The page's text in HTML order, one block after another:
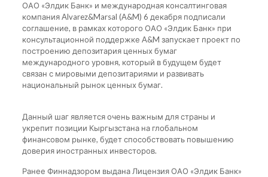
ОАО «Элдик Банк» и международная консалтинговая
компания Alvarez&Marsal (A&M) 6 декабря подписали
соглашение, в рамках которого ОАО «Элдик Банк» при
консультационной поддержке A&M запускает проект по
построению депозитария ценных бумаг
международного уровня, который в будущем будет
связан с мировыми депозитариями и развивать
национальный рынок ценных бумаг.
Данный шаг является очень важным для страны и
укрепит позиции Кыргызстана на глобальном
финансовом рынке, будет способствовать повышению
доверия иностранных инвесторов.
Ранее Финнадзором выдана Лицензия ОАО «Элдик Банк»